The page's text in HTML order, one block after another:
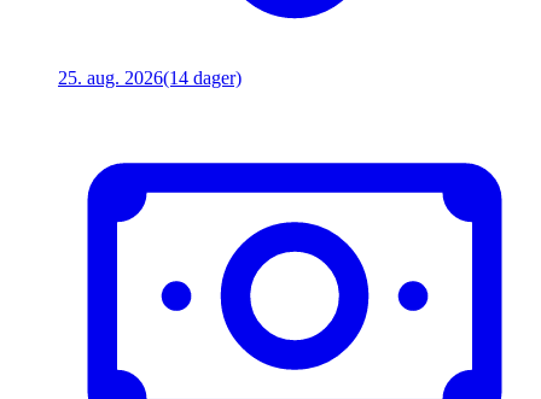
25. aug. 2026(14 dager)